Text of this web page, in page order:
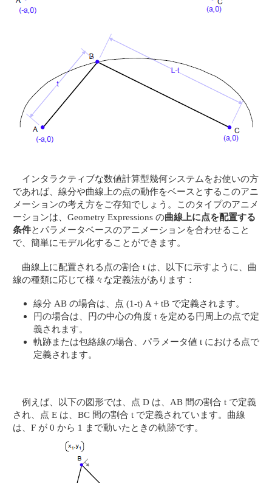
インタラクティブな数値計算型幾何システムをお使いの方
であれば、線分や曲線上の点の動作をベースとするこのアニ
メーションの考え方をご存知でしょう。このタイプのアニメ
ーションは、Geometry Expressions の曲線上に点を配置する
条件とパラメータベースのアニメーションを合わせること
で、簡単にモデル化することができます。
曲線上に配置される点の割合 t は、以下に示すように、曲
線の種類に応じて様々な定義法があります：
線分 AB の場合は、点 (1-t) A + tB で定義されます。
円の場合は、円の中心の角度 t を定める円周上の点で定
義されます。
軌跡または包絡線の場合、パラメータ値 t における点で
定義されます。
例えば、以下の図形では、点 D は、AB 間の割合 t で定義
され、点 E は、BC 間の割合 t で定義されています。曲線
は、F が 0 から 1 まで動いたときの軌跡です。